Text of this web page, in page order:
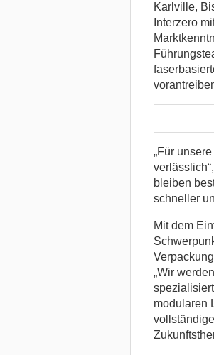
Karlville,
Interzero
„Für
bleiben
schneller
Mit dem
„Wir
modularen